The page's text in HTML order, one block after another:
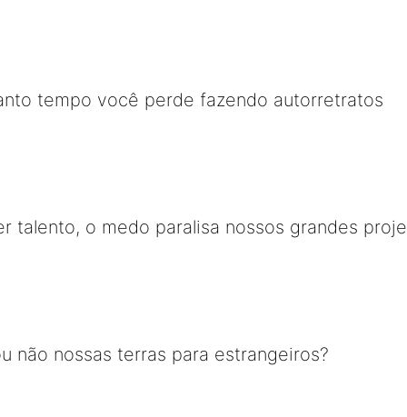
tempo você perde fazendo autorretratos
talento, o medo paralisa nossos grandes
não nossas terras para estrangeiros?